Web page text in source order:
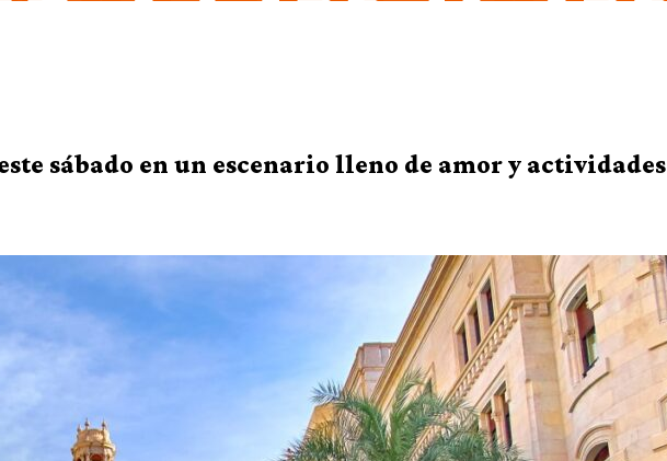
sábado en un escenario lleno de amor y actividades